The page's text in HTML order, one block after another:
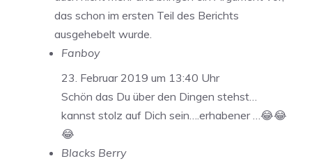
das schon im ersten Teil des Berichts
ausgehebelt wurde.
Fanboy
23. Februar 2019 um 13:40 Uhr
Schön das Du über den Dingen stehst…
kannst stolz auf Dich sein….erhabener …😂😂
😂
Blacks Berry